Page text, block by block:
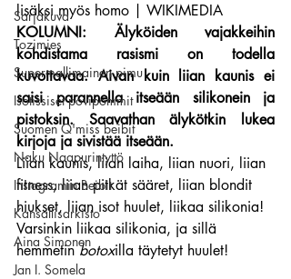
Sarjakuva
Tozimies
Supermallimainen pimu
Isotissiset povipommit
Suomen Q'miss beibit
Naku Naapurintyttö
Instagramin Beibit
Kansallisarkisto
Aina Simonen
Jan I. Somela
lisäksi myös homo | WIKIMEDIA
KOLUMNI: Älyköiden vajakkeihin
kohdistama rasismi on todella
kuvottavaa. Aivan kuin liian kaunis ei
saisi parannella itseään silikonein ja
pistoksin. Saavathan älykötkin lukea
kirjoja ja sivistää itseään.
Liian kaunis, liian laiha, liian nuori, liian
fitness, liian pitkät sääret, liian blondit
hiukset, liian isot huulet, liikaa silikonia!
Varsinkin liikaa silikonia, ja sillä
hemmetin botoxilla täytetyt huulet!